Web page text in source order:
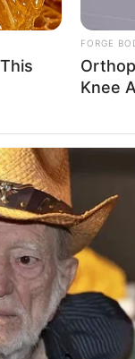
abóboras, tão
FORGE
Knee